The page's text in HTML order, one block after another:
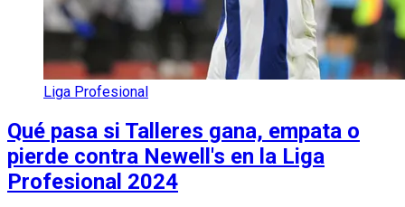
Liga Profesional
Qué pasa si Talleres gana, empata o
pierde contra Newell's en la Liga
Profesional 2024